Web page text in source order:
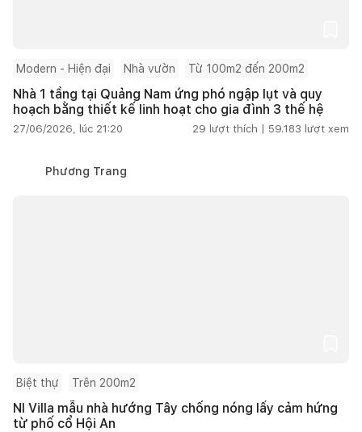
Modern - Hiện đại Nhà vườn Từ 100m2 đến 200m2
Nhà 1 tầng tại Quảng Nam ứng phó ngập lụt và quy
hoạch bằng thiết kế linh hoạt cho gia đình 3 thế hệ
27/06/2026, lúc 21:20 29 lượt thích | 59.183 lượt xem
Phương Trang
Biệt thự Trên 200m2
NI Villa mẫu nhà hướng Tây chống nóng lấy cảm hứng
từ phố cổ Hội An